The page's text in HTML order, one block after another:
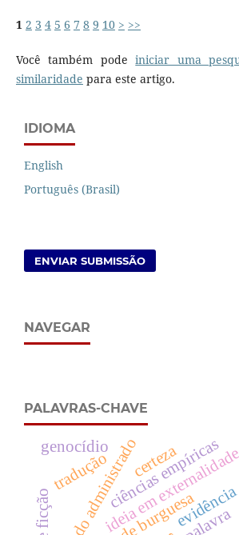
1 2 3 4 5 6 7 8 9 10 > >>
Você também podeiniciar uma
similaridade para este artigo.
IDIOMA
English
Português (Brasil)
ENVIAR SUBMISSÃO
NAVEGAR
PALAVRAS-CHAVE
evidência
ideia em
ciências empíricas
mundo administrado
genocídio
tradução
palavra
certeza